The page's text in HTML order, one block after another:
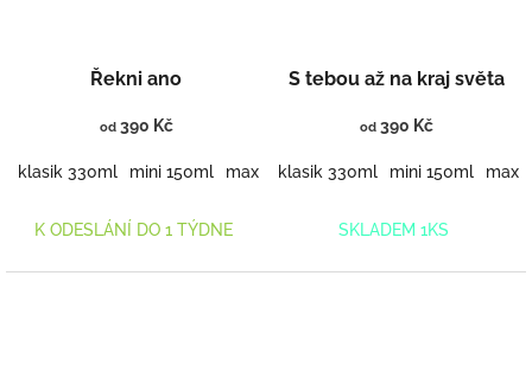
Řekni ano
od390 Kč
klasik 330ml mini 150ml maxi 460ml
K ODESLÁNÍ DO 1 TÝDNE
S tebou až na kraj světa
od390 Kč
klasik 330ml mini 150ml maxi
SKLADEM 1KS